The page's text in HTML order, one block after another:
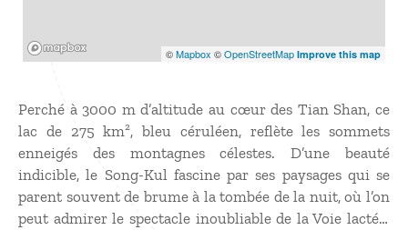
©Mapbox ©OpenStreetMap Improve this map
Perché à 3000 m d’altitude au cœur des Tian Shan, ce
lac de 275 km², bleu céruléen, reflète les sommets
enneigés des montagnes célestes. D’une beauté
indicible, le Song-Kul fascine par ses paysages qui se
parent souvent de brume à la tombée de la nuit, où l’on
peut admirer le spectacle inoubliable de la Voie lactée.